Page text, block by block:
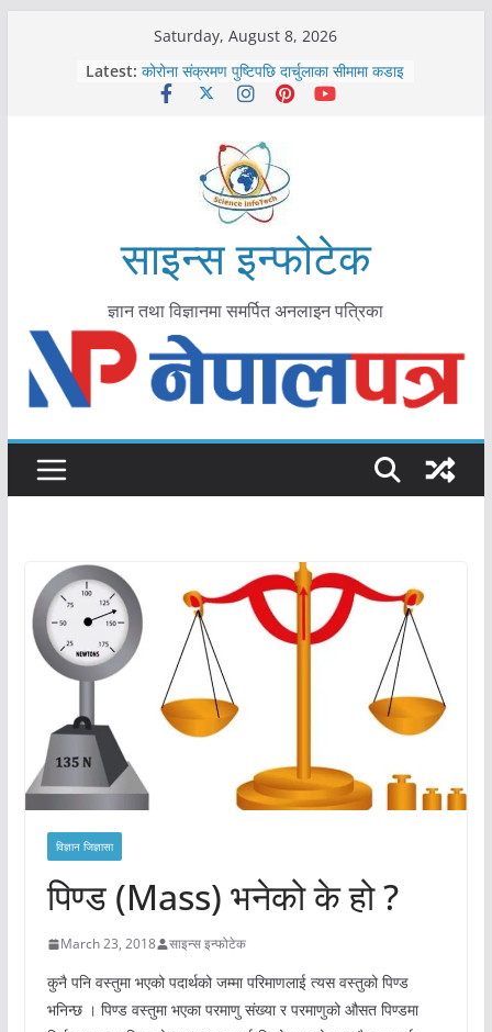
Saturday, August 8, 2026
Latest: कोरोना संक्रमण पुष्टिपछि दार्चुलाका सीमामा कडाइ
विराटनगर महानगरद्वारा पूर्ण खोप सुनिश्चित घोषणा
मकवानपुरमा खोरेत रोग विरुद्धको खोप लगाउन
आयुर्वेद चिकित्सा प्रणालीको भूमिका महत्वपूर्ण छ :
मुख्यमन्त्री शाह
काभ्रेपलाञ्चोकमा आयुर्वेद स्वास्थ्योपचारतर्फ
आकर्षण बढ्दै
साइन्स इन्फोटेक
ज्ञान तथा विज्ञानमा समर्पित अनलाइन पत्रिका
विज्ञान जिज्ञासा
पिण्ड (Mass) भनेको के हो ?
March 23, 2018 साइन्स इन्फोटेक
कुनै पनि वस्तुमा भएको पदार्थको जम्मा परिमाणलाई त्यस वस्तुको पिण्ड
भनिन्छ । पिण्ड वस्तुमा भएका परमाणु संख्या र परमाणुको औसत पिण्डमा